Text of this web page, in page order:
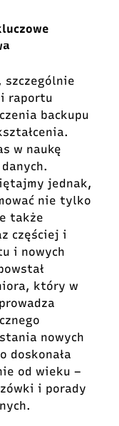
szczególnie
raportu
backupu
w naukę
jednak,
nie tylko
także
częściej i
i nowych
który w
nowych
doskonała
od wieku –
i porady